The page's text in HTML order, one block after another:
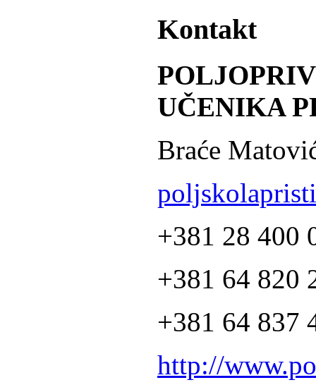
Kontakt
UČENIKA
Braće
+381 28 400
+381 64 820
+381 64 837
http://